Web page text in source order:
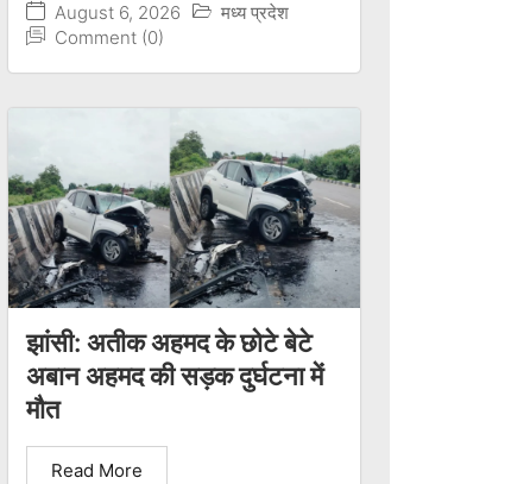
August 6, 2026
मध्य प्रदेश
Comment (0)
झांसी: अतीक अहमद के छोटे बेटे
अबान अहमद की सड़क दुर्घटना में
मौत
Read More